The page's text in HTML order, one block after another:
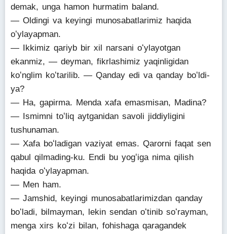
demak, unga hamon hurmatim baland.
— Oldingi va keyingi munosabatlarimiz haqida
oʻylayapman.
— Ikkimiz qariyb bir xil narsani oʻylayotgan
ekanmiz, — deyman, fikrlashimiz yaqinligidan
koʻnglim koʻtarilib. — Qanday edi va qanday boʻldi-
ya?
— Ha, gapirma. Menda xafa emasmisan, Madina?
— Ismimni toʻliq aytganidan savoli jiddiyligini
tushunaman.
— Xafa boʻladigan vaziyat emas. Qarorni faqat sen
qabul qilmading-ku. Endi bu yogʻiga nima qilish
haqida oʻylayapman.
— Men ham.
— Jamshid, keyingi munosabatlarimizdan qanday
boʻladi, bilmayman, lekin sendan oʻtinib soʻrayman,
menga xirs koʻzi bilan, fohishaga qaragandek